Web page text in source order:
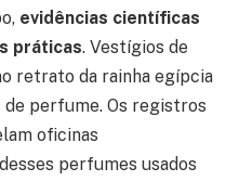
evidências científicas
práticas. Vestígios de
retrato da rainha egípcia
perfume. Os registros
oficinas
perfumes usados